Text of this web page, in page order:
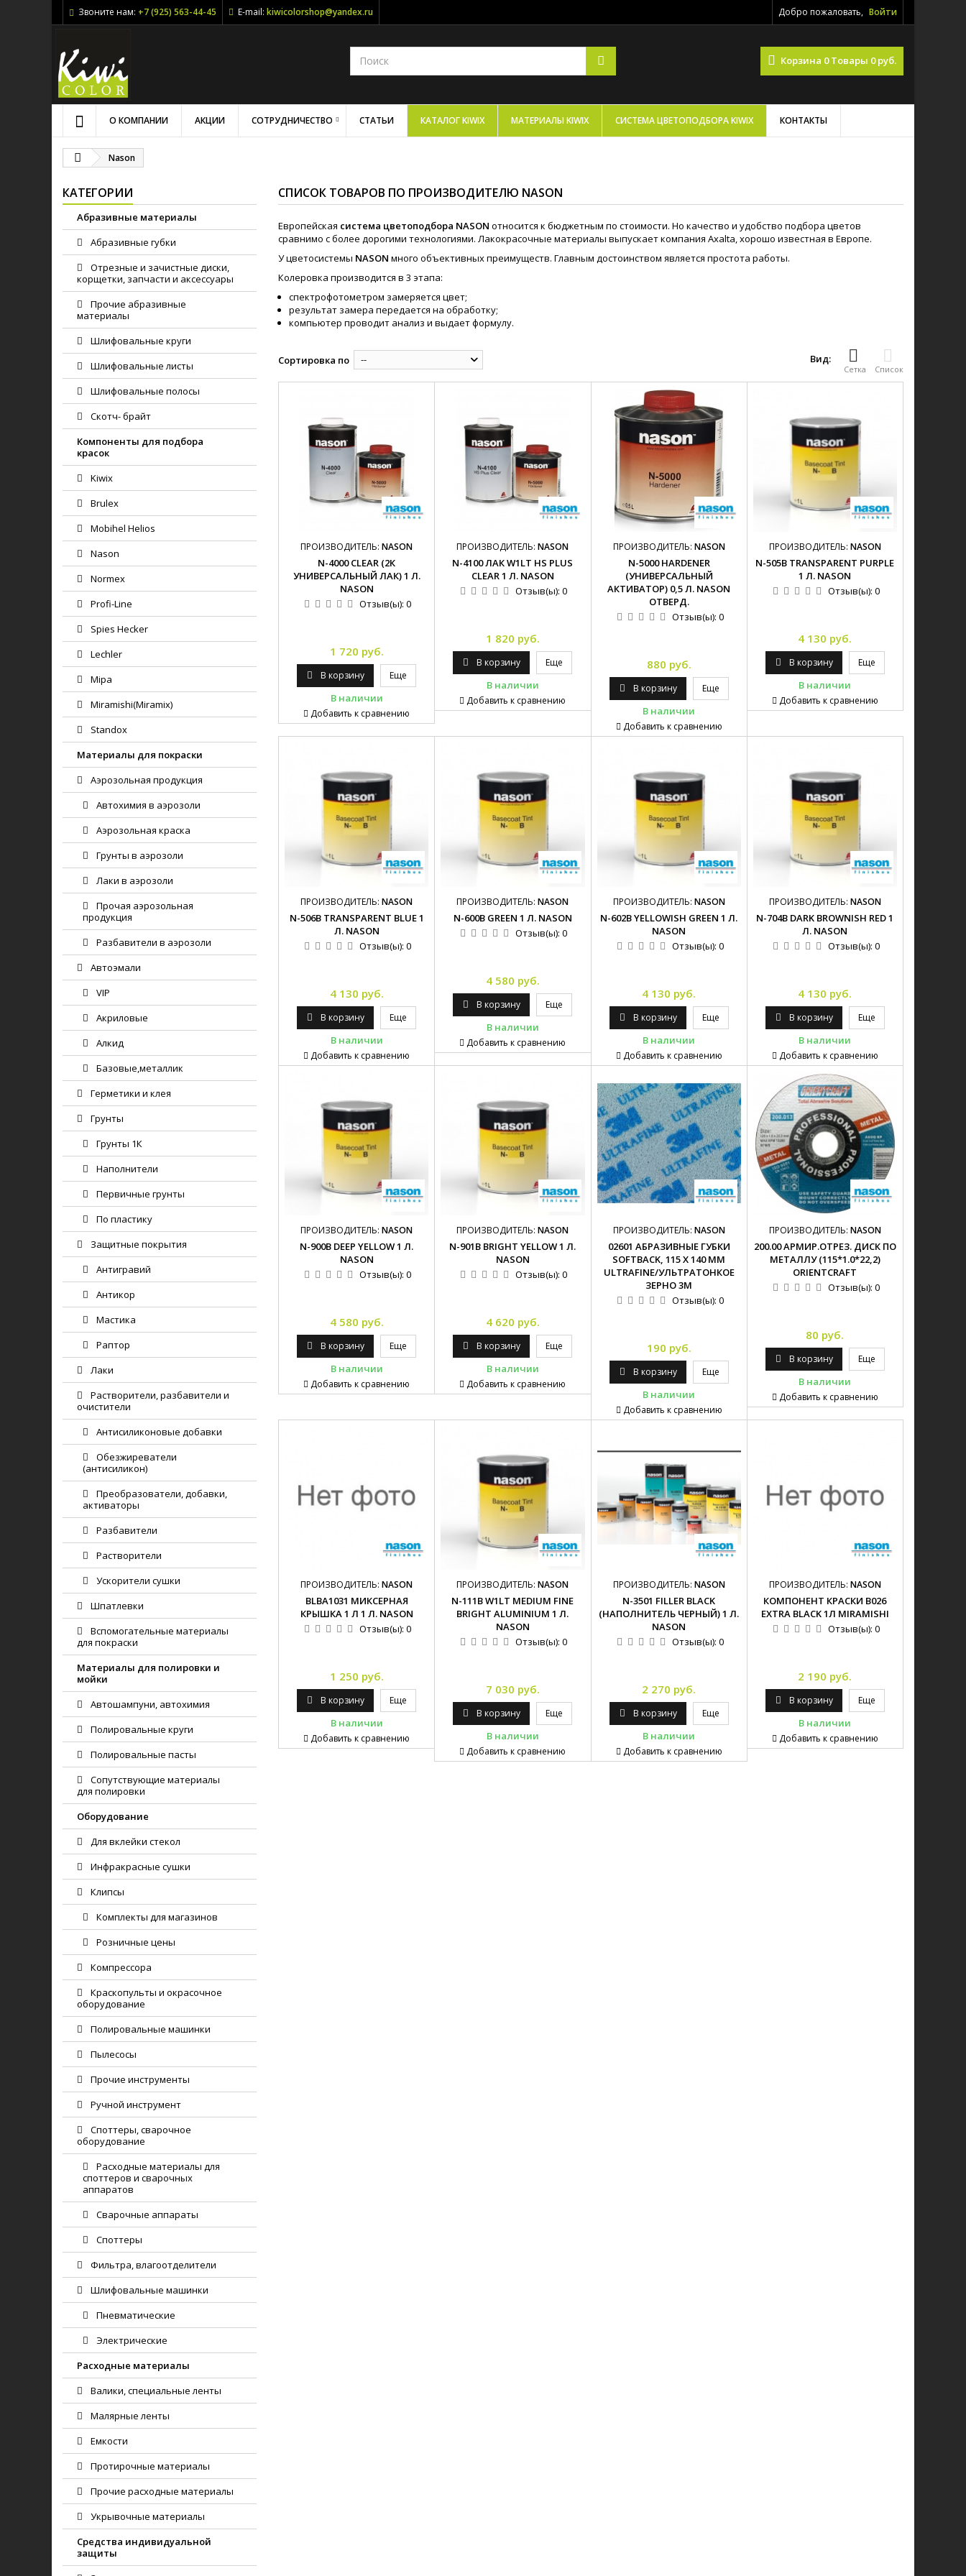
Добро пожаловать, Войти
Звоните нам: +7 (925) 563-44-45 E-mail: kiwicolorshop@yandex.ru
Корзина 0 Товары 0 руб.
О КОМПАНИИ АКЦИИ СОТРУДНИЧЕСТВО СТАТЬИ КАТАЛОГ KIWIX МАТЕРИАЛЫ KIWIX СИСТЕМА ЦВЕТОПОДБОРА KIWIX КОНТАКТЫ
Nason
КАТЕГОРИИ
Абразивные материалы
Абразивные губки
Отрезные и зачистные диски,
корщетки, запчасти и аксессуары
Прочие абразивные
материалы
Шлифовальные круги
Шлифовальные листы
Шлифовальные полосы
Скотч- брайт
Компоненты для подбора
красок
Kiwix
Brulex
Mobihel Helios
Nason
Normex
Profi-Line
Spies Hecker
Lechler
Mipa
Miramishi(Miramix)
Standox
Материалы для покраски
Аэрозольная продукция
Автохимия в аэрозоли
Аэрозольная краска
Грунты в аэрозоли
Лаки в аэрозоли
Прочая аэрозольная
продукция
Разбавители в аэрозоли
Автоэмали
VIP
Акриловые
Алкид
Базовые,металлик
Герметики и клея
Грунты
Грунты 1К
Наполнители
Первичные грунты
По пластику
Защитные покрытия
Антигравий
Антикор
Мастика
Раптор
Лаки
Растворители, разбавители и
очистители
Антисиликоновые добавки
Обезжиреватели
(антисиликон)
Преобразователи, добавки,
активаторы
Разбавители
Растворители
Ускорители сушки
Шпатлевки
Вспомогательные материалы
для покраски
Материалы для полировки и
мойки
Автошампуни, автохимия
Полировальные круги
Полировальные пасты
Сопутствующие материалы
для полировки
Оборудование
Для вклейки стекол
Инфракрасные сушки
Клипсы
Комплекты для магазинов
Розничные цены
Компрессора
Краскопульты и окрасочное
оборудование
Полировальные машинки
Пылесосы
Прочие инструменты
Ручной инструмент
Споттеры, сварочное
оборудование
Расходные материалы для
споттеров и сварочных
аппаратов
Сварочные аппараты
Споттеры
Фильтра, влагоотделители
Шлифовальные машинки
Пневматические
Электрические
Расходные материалы
Валики, специальные ленты
Малярные ленты
Емкости
Протирочные материалы
Прочие расходные материалы
Укрывочные материалы
Средства индивидуальной
защиты
СПИСОК ТОВАРОВ ПО ПРОИЗВОДИТЕЛЮ NASON
Европейская система цветоподбора NASON относится к бюджетным по стоимости. Но качество и удобство подбора цветов
сравнимо с более дорогими технологиями. Лакокрасочные материалы выпускает компания Axalta, хорошо известная в Европе.
У цветосистемы NASON много объективных преимуществ. Главным достоинством является простота работы.
Колеровка производится в 3 этапа:
спектрофотометром замеряется цвет;
результат замера передается на обработку;
компьютер проводит анализ и выдает формулу.
Вид:
Сетка Список
Сортировка по --
ПРОИЗВОДИТЕЛЬ:NASON
N-4000 CLEAR (2К
УНИВЕРСАЛЬНЫЙ ЛАК) 1 Л.
NASON
Отзыв(ы):0
1 720 руб.
В корзину Еще
В наличии
Добавить к сравнению
ПРОИЗВОДИТЕЛЬ:NASON
N-4100 ЛАК W1LT HS PLUS
CLEAR 1 Л. NASON
Отзыв(ы):0
1 820 руб.
В корзину Еще
В наличии
Добавить к сравнению
ПРОИЗВОДИТЕЛЬ: NASON
N-5000 HARDENER
(УНИВЕРСАЛЬНЫЙ
АКТИВАТОР) 0,5 Л. NASON
ОТВЕРД.
Отзыв(ы): 0
880 руб.
В корзину Еще
В наличии
Добавить к сравнению
ПРОИЗВОДИТЕЛЬ: NASON
N-505B TRANSPARENT PURPLE
1 Л. NASON
Отзыв(ы): 0
4 130 руб.
В корзину Еще
В наличии
Добавить к сравнению
ПРОИЗВОДИТЕЛЬ:NASON
N-506B TRANSPARENT BLUE 1
Л. NASON
Отзыв(ы):0
4 130 руб.
В корзину Еще
В наличии
Добавить к сравнению
ПРОИЗВОДИТЕЛЬ:NASON
N-600B GREEN 1 Л. NASON
Отзыв(ы):0
4 580 руб.
В корзину Еще
В наличии
Добавить к сравнению
ПРОИЗВОДИТЕЛЬ: NASON
N-602B YELLOWISH GREEN 1 Л.
NASON
Отзыв(ы): 0
4 130 руб.
В корзину Еще
В наличии
Добавить к сравнению
ПРОИЗВОДИТЕЛЬ: NASON
N-704B DARK BROWNISH RED 1
Л. NASON
Отзыв(ы): 0
4 130 руб.
В корзину Еще
В наличии
Добавить к сравнению
ПРОИЗВОДИТЕЛЬ:NASON
N-900B DEEP YELLOW 1 Л.
NASON
Отзыв(ы):0
4 580 руб.
В корзину Еще
В наличии
Добавить к сравнению
ПРОИЗВОДИТЕЛЬ:NASON
N-901B BRIGHT YELLOW 1 Л.
NASON
Отзыв(ы):0
4 620 руб.
В корзину Еще
В наличии
Добавить к сравнению
ПРОИЗВОДИТЕЛЬ: NASON
02601 АБРАЗИВНЫЕ ГУБКИ
SOFTBACK, 115 Х 140 ММ
ULTRAFINE/УЛЬТРАТОНКОЕ
ЗЕРНО 3М
Отзыв(ы): 0
190 руб.
В корзину Еще
В наличии
Добавить к сравнению
ПРОИЗВОДИТЕЛЬ: NASON
200.00 АРМИР.ОТРЕЗ. ДИСК ПО
МЕТАЛЛУ (115*1.0*22,2)
ORIENTCRAFT
Отзыв(ы): 0
80 руб.
В корзину Еще
В наличии
Добавить к сравнению
ПРОИЗВОДИТЕЛЬ:NASON
BLBA1031 МИКСЕРНАЯ
КРЫШКА 1 Л 1 Л. NASON
Отзыв(ы):0
1 250 руб.
В корзину Еще
В наличии
Добавить к сравнению
ПРОИЗВОДИТЕЛЬ:NASON
N-111B W1LT MEDIUM FINE
BRIGHT ALUMINIUM 1 Л.
NASON
Отзыв(ы):0
7 030 руб.
В корзину Еще
В наличии
Добавить к сравнению
ПРОИЗВОДИТЕЛЬ: NASON
N-3501 FILLER BLACK
(НАПОЛНИТЕЛЬ ЧЕРНЫЙ) 1 Л.
NASON
Отзыв(ы): 0
2 270 руб.
В корзину Еще
В наличии
Добавить к сравнению
ПРОИЗВОДИТЕЛЬ: NASON
КОМПОНЕНТ КРАСКИ B026
EXTRA BLACK 1Л MIRAMISHI
Отзыв(ы): 0
2 190 руб.
В корзину Еще
В наличии
Добавить к сравнению